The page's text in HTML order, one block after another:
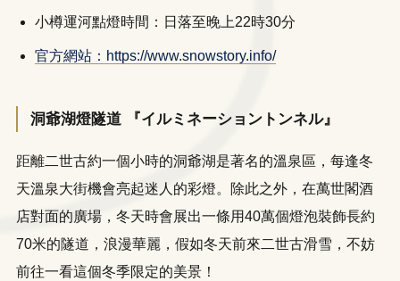
小樽運河點燈時間：日落至晚上22時30分
官方網站：https://www.snowstory.info/
洞爺湖燈隧道 『イルミネーショントンネル』
距離二世古約一個小時的洞爺湖是著名的溫泉區，每逢冬
天溫泉大街機會亮起迷人的彩燈。除此之外，在萬世閣酒
店對面的廣場，冬天時會展出一條用40萬個燈泡裝飾長約
70米的隧道，浪漫華麗，假如冬天前來二世古滑雪，不妨
前往一看這個冬季限定的美景！